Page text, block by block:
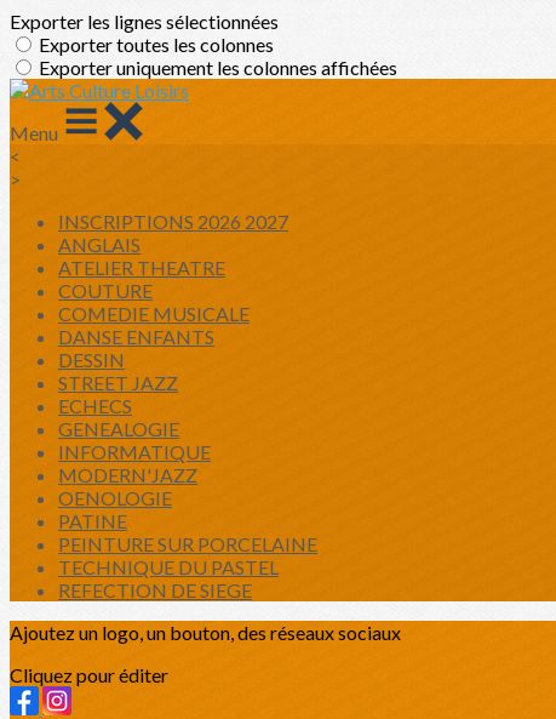
Exporter les lignes sélectionnées
Exporter toutes les colonnes
Exporter uniquement les colonnes affichées
Menu
<
>
INSCRIPTIONS 2026 2027
ANGLAIS
ATELIER THEATRE
COUTURE
COMEDIE MUSICALE
DANSE ENFANTS
DESSIN
STREET JAZZ
ECHECS
GENEALOGIE
INFORMATIQUE
MODERN'JAZZ
OENOLOGIE
PATINE
PEINTURE SUR PORCELAINE
TECHNIQUE DU PASTEL
REFECTION DE SIEGE
Ajoutez un logo, un bouton, des réseaux sociaux
Cliquez pour éditer